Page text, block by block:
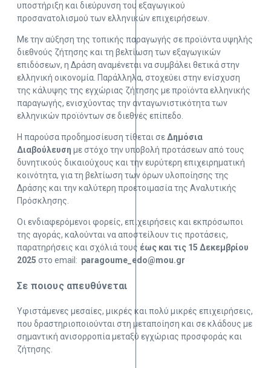
υποστήριξη και διεύρυνση του εξαγωγικού
προσανατολισμού των ελληνικών επιχειρήσεων.
Με την αύξηση της τοπικής παραγωγής σε προϊόντα υψηλής
διεθνούς ζήτησης και τη βελτίωση των εξαγωγικών
επιδόσεων, η Δράση αναμένεται να συμβάλει θετικά στην
ελληνική οικονομία. Παράλληλα, στοχεύει στην ενίσχυση
της κάλυψης της εγχώριας ζήτησης με προϊόντα ελληνικής
παραγωγής, ενισχύοντας την ανταγωνιστικότητα των
ελληνικών προϊόντων σε διεθνές επίπεδο.
Η παρούσα προδημοσίευση τίθεται σεΔημόσια
Διαβούλευση με στόχο την υποβολή προτάσεων από τους
δυνητικούς δικαιούχους και την ευρύτερη επιχειρηματική
κοινότητα, για τη βελτίωση των όρων υλοποίησης της
Δράσης και την καλύτερη προετοιμασία της Αναλυτικής
Πρόσκλησης.
Οι ενδιαφερόμενοι φορείς, επιχειρήσεις και εκπρόσωποι
της αγοράς, καλούνται να αποστείλουν τις προτάσεις,
παρατηρήσεις και σχόλιά τους έως και τις 15 Δεκεμβρίου
2025 στο email: paragoume_edo@mou.gr
Σε ποιους απευθύνεται
​Υφιστάμενες μεσαίες, μικρές και πολύ μικρές επιχειρήσεις,
που δραστηριοποιούνται στη μεταποίηση και σε κλάδους με
σημαντική ανισορροπία μεταξύ εγχώριας προσφοράς και
ζήτησης.​​​